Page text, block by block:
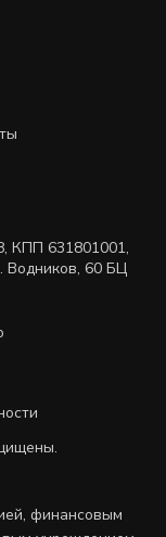
, КПП 631801001,
Водников, 60 БЦ
финансовым